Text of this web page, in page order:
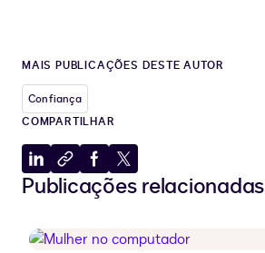
MAIS PUBLICAÇÕES DESTE AUTOR
Confiança
COMPARTILHAR
Compartilhar
no
Copiar
para
de
Compartilhar
no
Compartilhar
no
Publicações relacionadas